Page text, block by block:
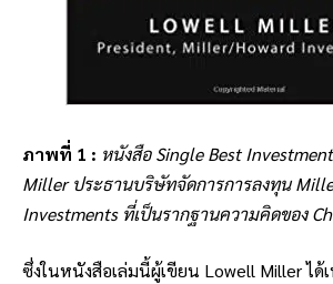
ภาพที่ 1 : หนังสือ Single Best
Miller ประธานบริษัทจัดการการลงทุน
Investments ที่เป็นรากฐานความคิดของ
ซึ่งในหนังสือเล่มนี้ผู้เขียน Lowell Miller ได้